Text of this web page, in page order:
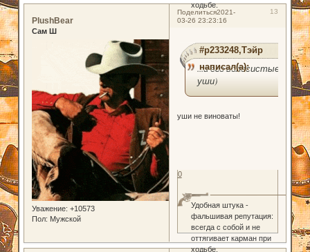
ходьбе.
Поделиться 13
2021-
03-26 23:23:16
PlushBear
Сам Ш
Уважение: +10573
Пол: Мужской
#p233248,Тэйр
написал(а):
...и его волосистые
уши)
уши не виноваты!
Удобная штука -
фальшивая репутация:
всегда с собой и не
оттягивает карман при
ходьбе.
0